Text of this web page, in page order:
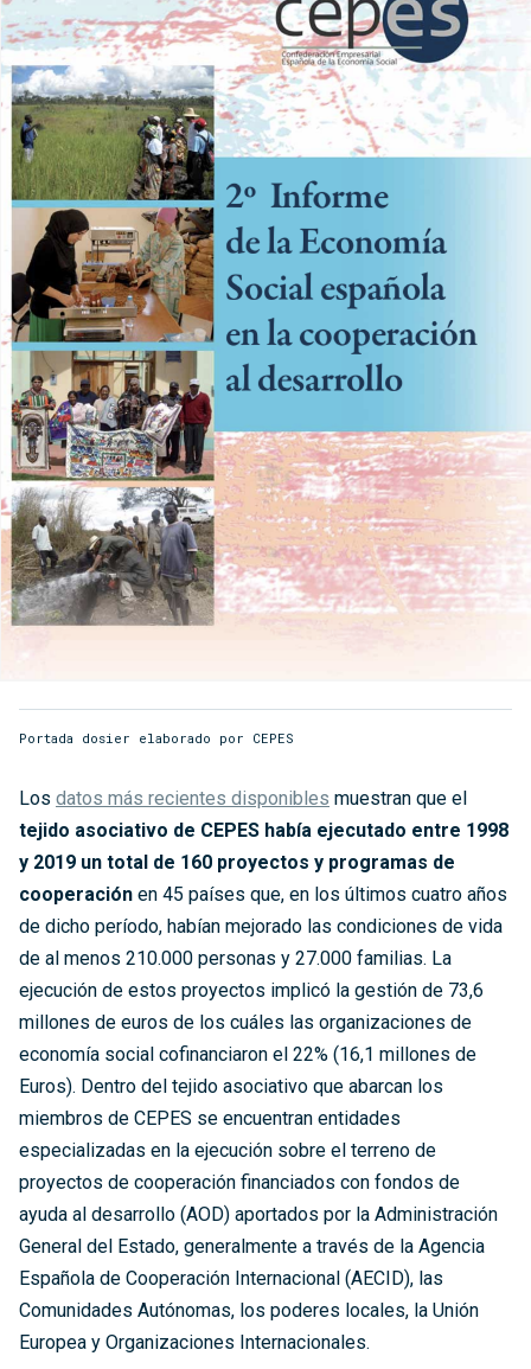
Portada dosier elaborado por CEPES
Los datos más recientes disponibles muestran que el
tejido asociativo de CEPES había ejecutado entre 1998
y 2019 un total de 160 proyectos y programas de
cooperación en 45 países que, en los últimos cuatro años
de dicho período, habían mejorado las condiciones de vida
de al menos 210.000 personas y 27.000 familias. La
ejecución de estos proyectos implicó la gestión de 73,6
millones de euros de los cuáles las organizaciones de
economía social cofinanciaron el 22% (16,1 millones de
Euros). Dentro del tejido asociativo que abarcan los
miembros de CEPES se encuentran entidades
especializadas en la ejecución sobre el terreno de
proyectos de cooperación financiados con fondos de
ayuda al desarrollo (AOD) aportados por la Administración
General del Estado, generalmente a través de la Agencia
Española de Cooperación Internacional (AECID), las
Comunidades Autónomas, los poderes locales, la Unión
Europea y Organizaciones Internacionales.